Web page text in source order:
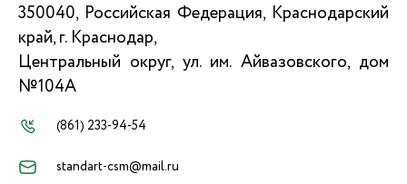
350040, Российская Федерация, Краснодарский
край, г. Краснодар,
Центральный округ, ул. им. Айвазовского, дом
№104А
(861) 233-94-54
standart-csm@mail.ru